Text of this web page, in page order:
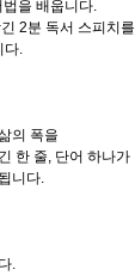
을 배웁니다.
2분 독서 스피치를
다.
의 폭을
한 줄, 단어 하나가
니다.
.